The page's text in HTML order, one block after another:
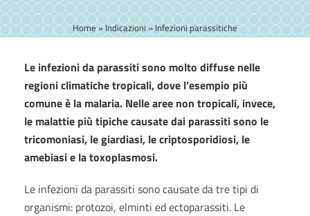
Home»Indicazioni»Infezioni parassitiche
Le infezioni da parassiti sono molto diffuse nelle
regioni climatiche tropicali, dove l’esempio più
comune è la malaria. Nelle aree non tropicali, invece,
le malattie più tipiche causate dai parassiti sono le
tricomoniasi, le giardiasi, le criptosporidiosi, le
amebiasi e la toxoplasmosi.
Le infezioni da parassiti sono causate da tre tipi di
organismi: protozoi, elminti ed ectoparassiti. Le